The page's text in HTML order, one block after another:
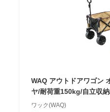
WAQ アウトドアワゴン
ヤ/耐荷重150kg/自立収
ワック(WAQ)